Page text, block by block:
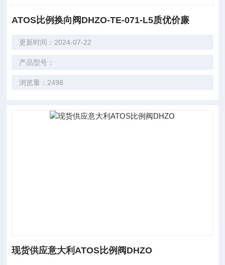
ATOS比例换向阀DHZO-TE-071-L5质优价廉
更新时间：2024-07-22
产品型号：
浏览量：2498
现货供应意大利ATOS比例阀DHZO